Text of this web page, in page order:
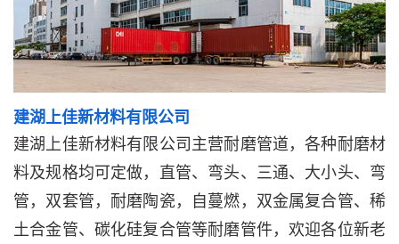
建湖上佳新材料有限公司
建湖上佳新材料有限公司主营耐磨管道，各种耐磨材
料及规格均可定做，直管、弯头、三通、大小头、弯
管，双套管，耐磨陶瓷，自蔓燃，双金属复合管、稀
土合金管、碳化硅复合管等耐磨管件，欢迎各位新老